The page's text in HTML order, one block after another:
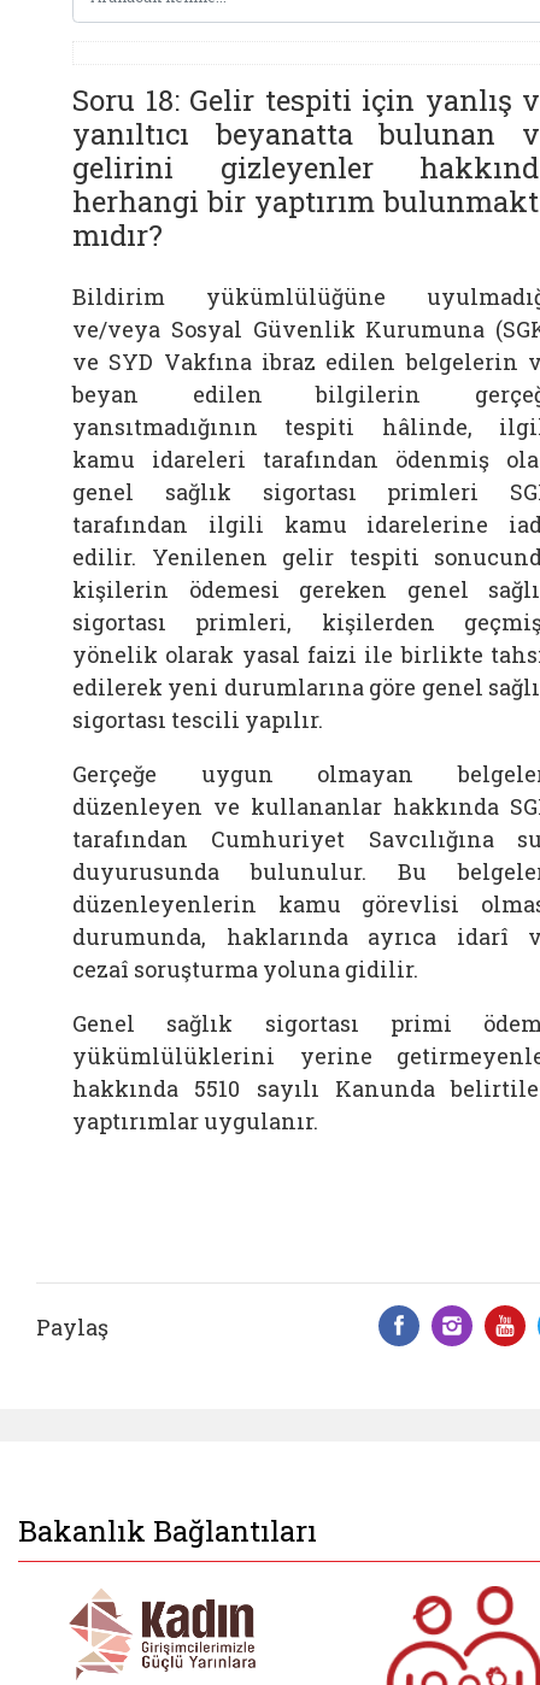
Soru 18: Gelir tespiti için yanlış
yanıltıcı beyanatta bulunan
gelirini gizleyenler
herhangi bir yaptırım
mıdır?
Bildirim yükümlülüğüne
ve/veya Sosyal Güvenlik Kurumuna
ve SYD Vakfına ibraz edilen belgelerin
beyan edilen bilgilerin
yansıtmadığının tespiti hâlinde,
kamu idareleri tarafından ödenmiş
genel sağlık sigortası primleri
tarafından ilgili kamu idarelerine
edilir. Yenilenen gelir tespiti
kişilerin ödemesi gereken genel
sigortası primleri, kişilerden
yönelik olarak yasal faizi ile birlikte
edilerek yeni durumlarına göre genel
sigortası tescili yapılır.
Gerçeğe uygun olmayan
düzenleyen ve kullananlar hakkında
tarafından Cumhuriyet Savcılığına
duyurusunda bulunulur. Bu
düzenleyenlerin kamu görevlisi
durumunda, haklarında ayrıca idarî
cezaî soruşturma yoluna gidilir.
Genel sağlık sigortası primi
yükümlülüklerini yerine
hakkında 5510 sayılı Kanunda
yaptırımlar uygulanır.
Paylaş
Bakanlık Bağlantıları